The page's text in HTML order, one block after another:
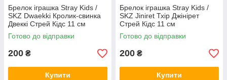
Брелок іграшка Stray Kids /
SKZ Dwaekki Кролик-свинка
Двеккі Стрей Кідс 11 см
Готово до відправки
200 ₴
Купити
Брелок іграшка Stray Kids /
SKZ Jiniret Тхір Джінірет
Стрей Кідс 11 см
Готово до відправки
200 ₴
Купити